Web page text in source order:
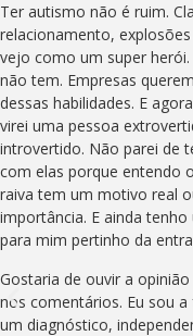
Ter autismo não é ruim.
relacionamento,
vejo como um super
não tem. Empresas
dessas habilidades. E
virei uma pessoa
introvertido. Não parei de
com elas porque entendo
raiva tem um motivo real
importância. E ainda
para mim pertinho da
Gostaria de ouvir a
nos comentários. Eu sou
um diagnóstico,